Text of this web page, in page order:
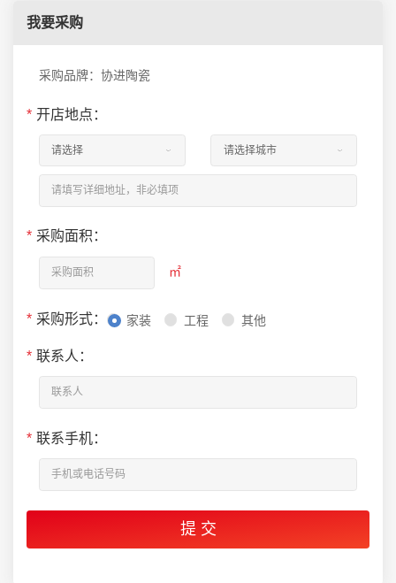
我要采购
采购品牌：协进陶瓷
* 开店地点：
* 采购面积：
㎡
* 采购形式： 家装 工程 其他
* 联系人：
* 联系手机：